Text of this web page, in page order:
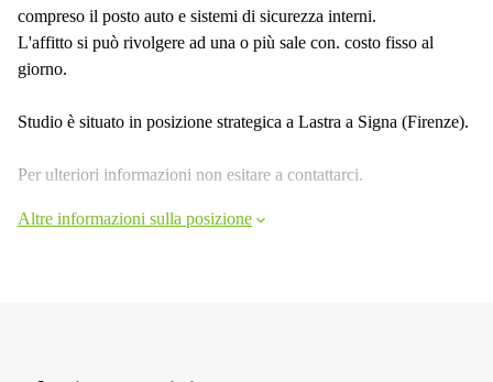
compreso il posto auto e sistemi di sicurezza interni.
L'affitto si può rivolgere ad una o più sale con. costo fisso al
giorno.
Studio è situato in posizione strategica a Lastra a Signa (Firenze).
Per ulteriori informazioni non esitare a contattarci.
Altre informazioni sulla posizione